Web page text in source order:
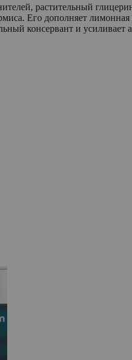
растительный
Его дополняет
консервант и усиливает